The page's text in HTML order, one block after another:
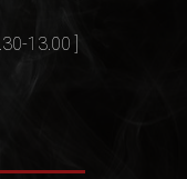
13.00 ]